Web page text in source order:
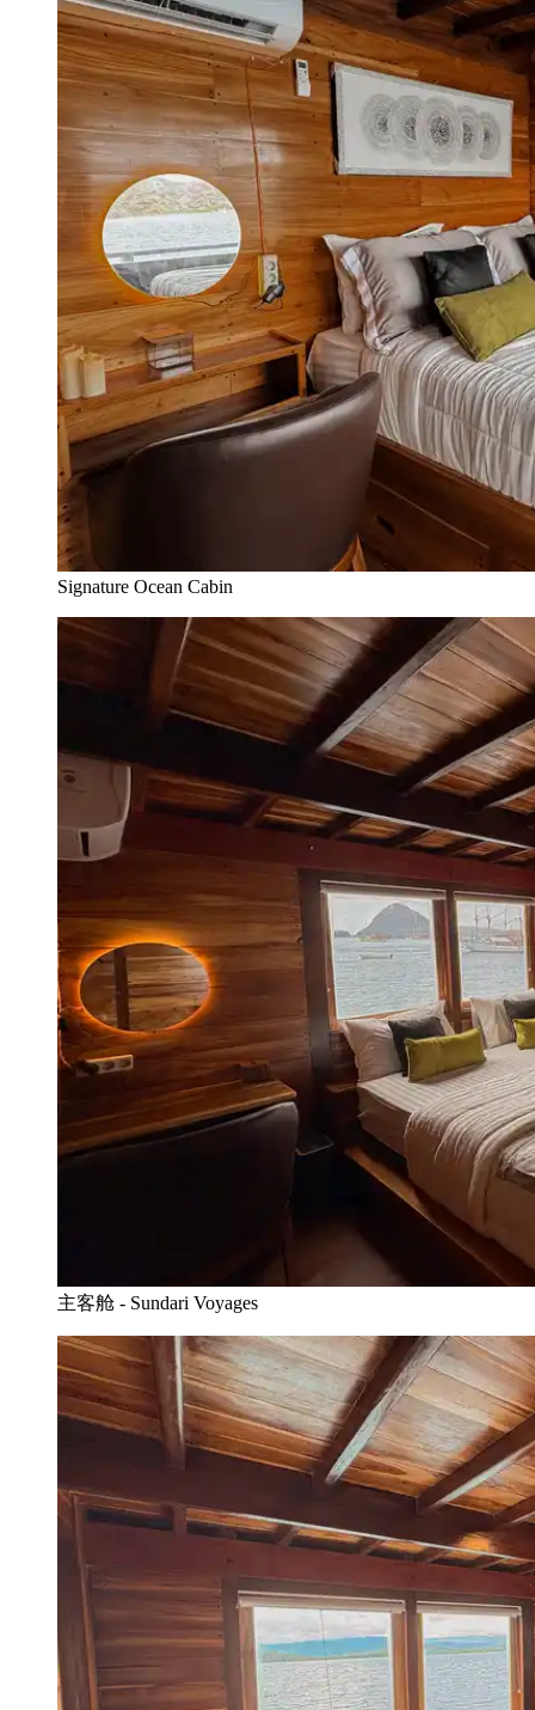
Signature Ocean Cabin
主客舱 - Sundari Voyages